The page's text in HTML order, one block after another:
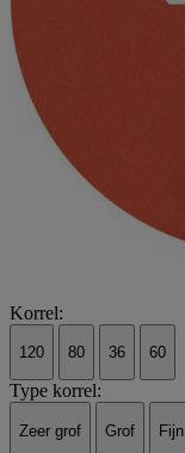
Korrel:
120 80 36 60
Type korrel:
Zeer grof Grof Fijn